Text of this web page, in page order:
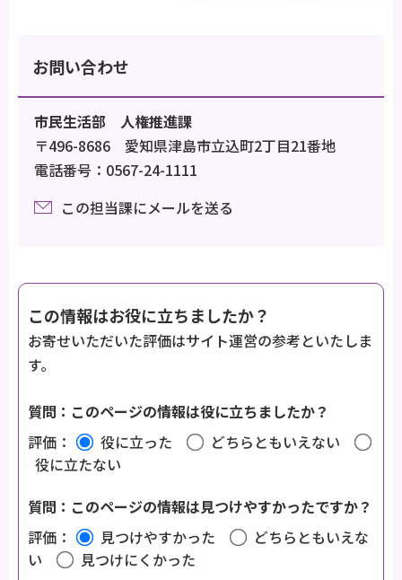
お問い合わせ
市民生活部 人権推進課
〒496-8686 愛知県津島市立込町2丁目21番地
電話番号：0567-24-1111
この担当課にメールを送る
この情報はお役に立ちましたか？
お寄せいただいた評価はサイト運営の参考といたしま
す。
質問：このページの情報は役に立ちましたか？
評価：
役に立った
どちらともいえない
役に立たない
質問：このページの情報は見つけやすかったですか？
評価：
見つけやすかった
どちらともいえな
い
見つけにくかった